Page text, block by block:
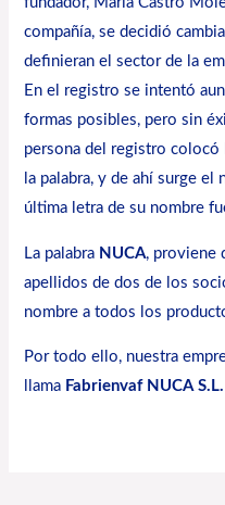
compañía, se decidió
definieran el sector de la
En el registro se intentó
formas posibles, pero sin
persona del registro colocó
la palabra, y de ahí surge el
última letra de su nombre
La palabra NUCA, proviene
apellidos de dos de los
nombre a todos los
Por todo ello, nuestra
llama Fabrienvaf NUCA S.L.